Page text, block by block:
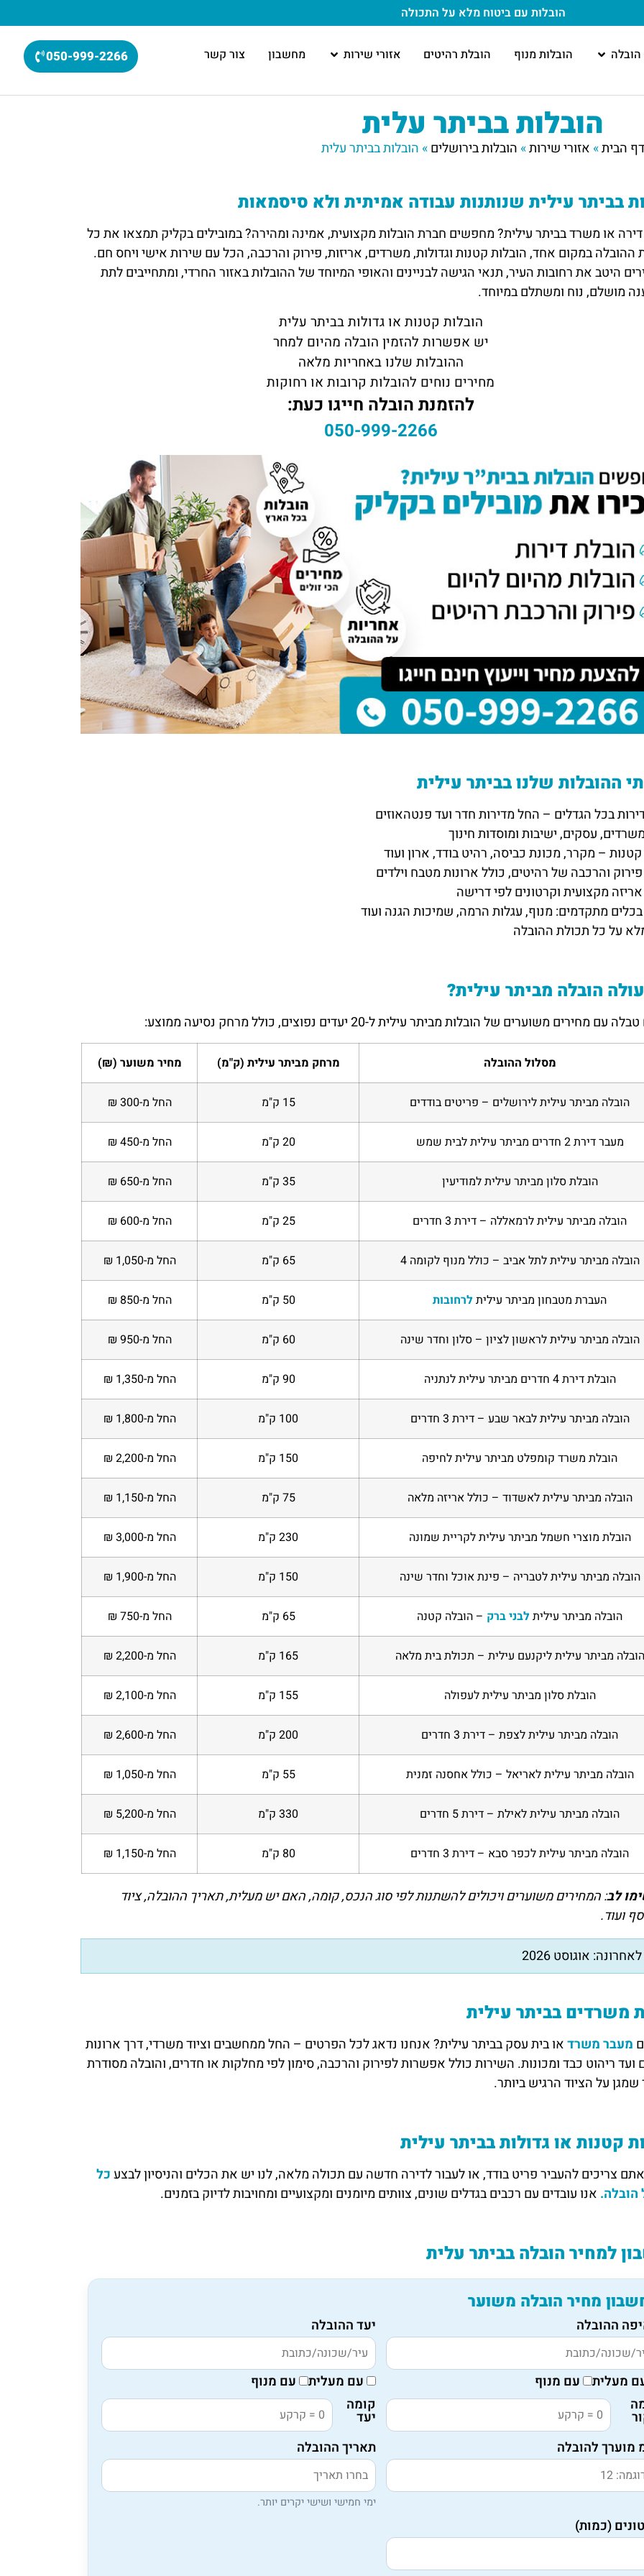
הובלות עם ביטוח מלא על התכולה
הובלה הובלות מנוף הובלת רהיטים אזורי שירות מחשבון צור קשר 050-999-2266
הובלות בביתר עלית
דף הבית» אזורי שירות» הובלות בירושלים» הובלות בביתר עלית
בביתר עילית שנותנות עבודה אמיתית ולא סיסמאות
דירה או משרד בביתר עילית? מחפשים חברת הובלות מקצועית, אמינה ומהירה? במובילים בקליק תמצאו את כל
ההובלה במקום אחד, הובלות קטנות וגדולות, משרדים, אריזות, פירוק והרכבה, הכל עם שירות אישי ויחס חם.
היטב את רחובות העיר, תנאי הגישה לבניינים והאופי המיוחד של ההובלות באזור החרדי, ומתחייבים לתת
מושלם, נוח ומשתלם במיוחד.
הובלות קטנות או גדולות בביתר עלית
יש אפשרות להזמין הובלה מהיום למחר
ההובלות שלנו באחריות מלאה
מחירים נוחים להובלות קרובות או רחוקות
להזמנת הובלה חייגו כעת:
050-999-2266
ההובלות שלנו בביתר עילית
בכל הגדלים – החל מדירות חדר ועד פנטהאוזים
עסקים, ישיבות ומוסדות חינוך
– מקרר, מכונת כביסה, רהיט בודד, ארון ועוד
והרכבה של רהיטים, כולל ארונות מטבח וילדים
מקצועית וקרטונים לפי דרישה
מתקדמים: מנוף, עגלות הרמה, שמיכות הגנה ועוד
על כל תכולת ההובלה
הובלה מביתר עילית?
עם מחירים משוערים של הובלות מביתר עילית ל-20 יעדים נפוצים, כולל מרחק נסיעה ממוצע:
מסלול ההובלה מרחק מביתר עילית (ק"מ) מחיר משוער (₪)
הובלה מביתר עילית לירושלים – פריטים בודדים 15 ק"מ החל מ-300 ₪
מעבר דירת 2 חדרים מביתר עילית לבית שמש 20 ק"מ החל מ-450 ₪
הובלת סלון מביתר עילית למודיעין 35 ק"מ החל מ-650 ₪
הובלה מביתר עילית לרמאללה – דירת 3 חדרים 25 ק"מ החל מ-600 ₪
הובלה מביתר עילית לתל אביב – כולל מנוף לקומה 4 65 ק"מ החל מ-1,050 ₪
העברת מטבחון מביתר עיליתלרחובות 50 ק"מ החל מ-850 ₪
הובלה מביתר עילית לראשון לציון – סלון וחדר שינה 60 ק"מ החל מ-950 ₪
הובלת דירת 4 חדרים מביתר עילית לנתניה 90 ק"מ החל מ-1,350 ₪
הובלה מביתר עילית לבאר שבע – דירת 3 חדרים 100 ק"מ החל מ-1,800 ₪
הובלת משרד קומפלט מביתר עילית לחיפה 150 ק"מ החל מ-2,200 ₪
הובלה מביתר עילית לאשדוד – כולל אריזה מלאה 75 ק"מ החל מ-1,150 ₪
הובלת מוצרי חשמל מביתר עילית לקריית שמונה 230 ק"מ החל מ-3,000 ₪
הובלה מביתר עילית לטבריה – פינת אוכל וחדר שינה 150 ק"מ החל מ-1,900 ₪
הובלה מביתר עיליתלבני ברק – הובלה קטנה 65 ק"מ החל מ-750 ₪
הובלה מביתר עילית ליקנעם עילית – תכולת בית מלאה 165 ק"מ החל מ-2,200 ₪
הובלת סלון מביתר עילית לעפולה 155 ק"מ החל מ-2,100 ₪
הובלה מביתר עילית לצפת – דירת 3 חדרים 200 ק"מ החל מ-2,600 ₪
הובלה מביתר עילית לאריאל – כולל אחסנה זמנית 55 ק"מ החל מ-1,050 ₪
הובלה מביתר עילית לאילת – דירת 5 חדרים 330 ק"מ החל מ-5,200 ₪
הובלה מביתר עילית לכפר סבא – דירת 3 חדרים 80 ק"מ החל מ-1,150 ₪
לב: המחירים משוערים ויכולים להשתנות לפי סוג הנכס, קומה, האם יש מעלית, תאריך ההובלה, ציוד
ועוד.
אוגוסט 2026
משרדים בביתר עילית
מעבר משרדאו בית עסק בביתר עילית? אנחנו נדאג לכל הפרטים – החל ממחשבים וציוד משרדי, דרך ארונות
ועד ריהוט כבד ומכונות. השירות כולל אפשרות לפירוק והרכבה, סימון לפי מחלקות או חדרים, והובלה מסודרת
שמגן על הציוד הרגיש ביותר.
קטנות או גדולות בביתר עילית
צריכים להעביר פריט בודד, או לעבור לדירה חדשה עם תכולה מלאה, לנו יש את הכלים והניסיון לבצעכל
הובלה. אנו עובדים עם רכבים בגדלים שונים, צוותים מיומנים ומקצועיים ומחויבות לדיוק בזמנים.
למחיר הובלה בביתר עלית
מחיר הובלה משוער
ההובלה
מעלית
עם מנוף
יעד ההובלה
עם מעלית
עם מנוף
קומה
יעד
מוערך להובלה
תאריך ההובלה
ימי חמישי ושישי יקרים יותר.
(כמות)